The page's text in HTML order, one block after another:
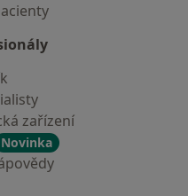
zařízení
Novinka